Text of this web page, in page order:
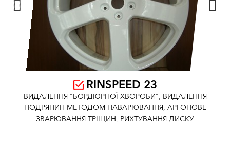
RINSPEED 23
ВИДАЛЕННЯ "БОРДЮРНОЇ ХВОРОБИ", ВИДАЛЕННЯ
ПОДРЯПИН МЕТОДОМ НАВАРЮВАННЯ, АРГОНОВЕ
ЗВАРЮВАННЯ ТРІЩИН, РИХТУВАННЯ ДИСКУ